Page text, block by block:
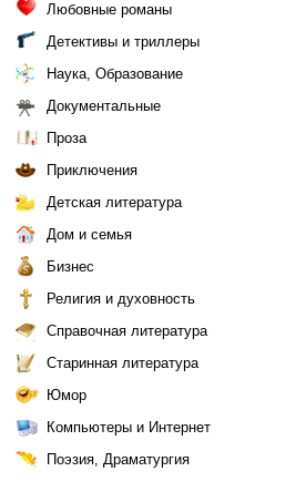
Любовные романы
Детективы и триллеры
Наука, Образование
Документальные
Проза
Приключения
Детская литература
Дом и семья
Бизнес
Религия и духовность
Справочная литература
Старинная литература
Юмор
Компьютеры и Интернет
Поэзия, Драматургия